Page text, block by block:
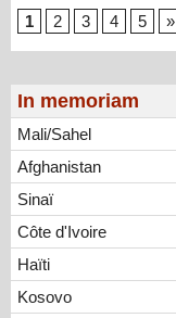
In memoriam
Mali/Sahel
Afghanistan
Sinaï
Côte d'Ivoire
Haïti
Kosovo
1
2 3 4 5 »